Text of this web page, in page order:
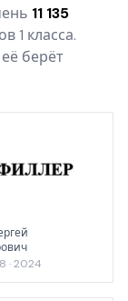
11 135
1 класса.
берёт
· 2024